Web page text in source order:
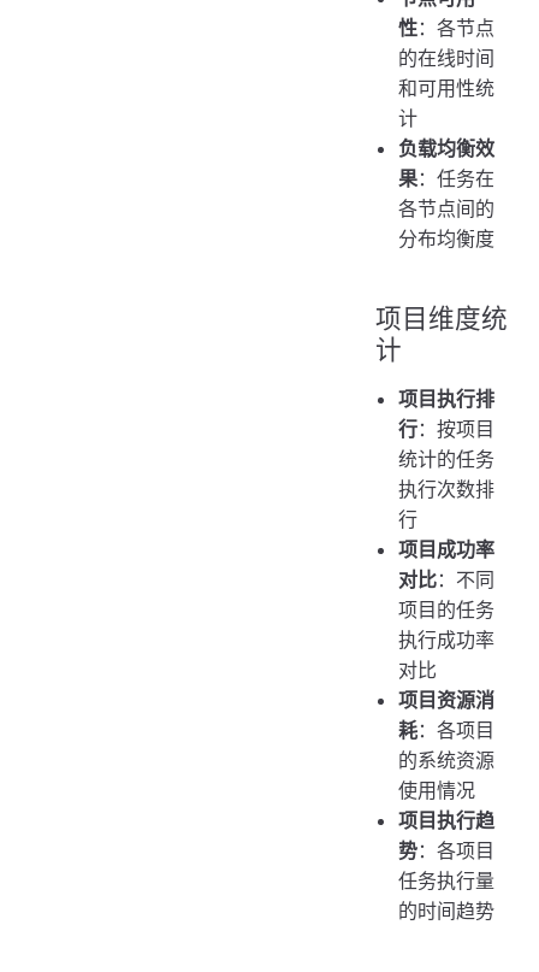
性：各节点
的在线时间
和可用性统
计
负载均衡效
果：任务在
各节点间的
分布均衡度
项目维度统
计
项目执行排
行：按项目
统计的任务
执行次数排
行
项目成功率
对比：不同
项目的任务
执行成功率
对比
项目资源消
耗：各项目
的系统资源
使用情况
项目执行趋
势：各项目
任务执行量
的时间趋势